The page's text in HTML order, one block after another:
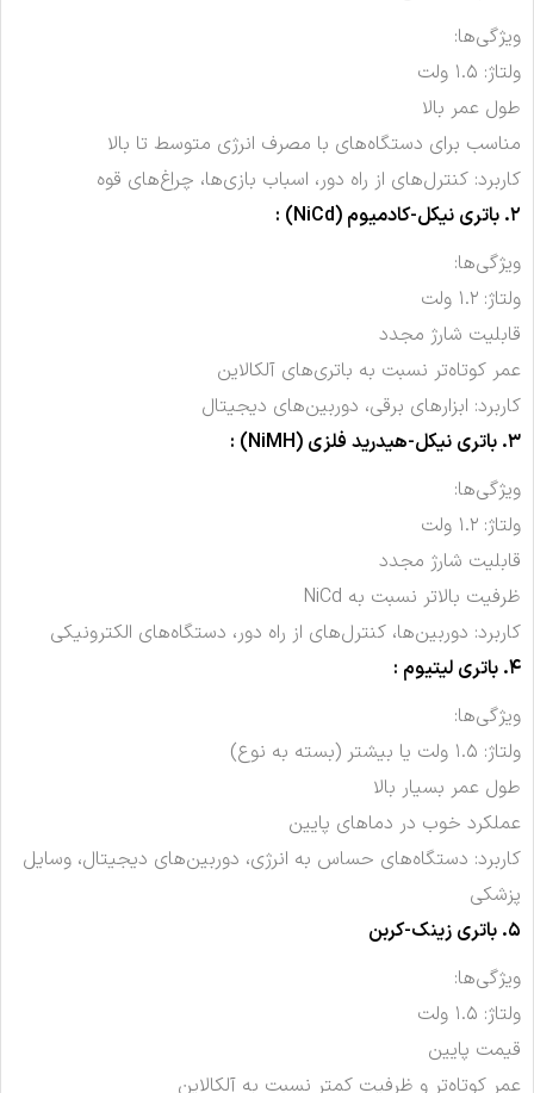
ویژگی‌ها:
ولتاژ: ۱.۵ ولت
طول عمر بالا
مناسب برای دستگاه‌های با مصرف انرژی متوسط تا بالا
کاربرد: کنترل‌های از راه دور، اسباب بازی‌ها، چراغ‌های قوه
۲. باتری نیکل-کادمیوم (NiCd) :
ویژگی‌ها:
ولتاژ: ۱.۲ ولت
قابلیت شارژ مجدد
عمر کوتاه‌تر نسبت به باتری‌های آلکالاین
کاربرد: ابزارهای برقی، دوربین‌های دیجیتال
۳. باتری نیکل-هیدرید فلزی (NiMH) :
ویژگی‌ها:
ولتاژ: ۱.۲ ولت
قابلیت شارژ مجدد
ظرفیت بالاتر نسبت به NiCd
کاربرد: دوربین‌ها، کنترل‌های از راه دور، دستگاه‌های الکترونیکی
۴. باتری لیتیوم :
ویژگی‌ها:
ولتاژ: ۱.۵ ولت یا بیشتر (بسته به نوع)
طول عمر بسیار بالا
عملکرد خوب در دماهای پایین
کاربرد: دستگاه‌های حساس به انرژی، دوربین‌های دیجیتال، وسایل
پزشکی
۵. باتری زینک-کربن
ویژگی‌ها:
ولتاژ: ۱.۵ ولت
قیمت پایین
عمر کوتاه‌تر و ظرفیت کمتر نسبت به آلکالاین